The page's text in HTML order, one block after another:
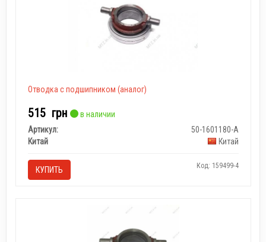
Отводка с подшипником (аналог)
515 грн
в наличии
Артикул:
50-1601180-А
Китай
Китай
КУПИТЬ Код: 159499-4